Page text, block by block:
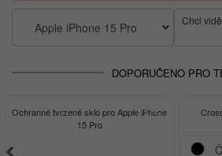
Apple iPhone 15 Pro
Chci
DOPORUČENO PRO
-17%
Ochranné tvrzené sklo pro Apple iPhone
15 Pro